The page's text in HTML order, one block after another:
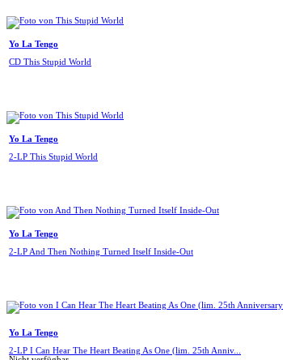
Yo La Tengo
CD This Stupid World
Yo La Tengo
2-LP This Stupid World
Yo La Tengo
2-LP And Then Nothing Turned Itself Inside-Out
Yo La Tengo
2-LP I Can Hear The Heart Beating As One (lim. 25th Anniv...